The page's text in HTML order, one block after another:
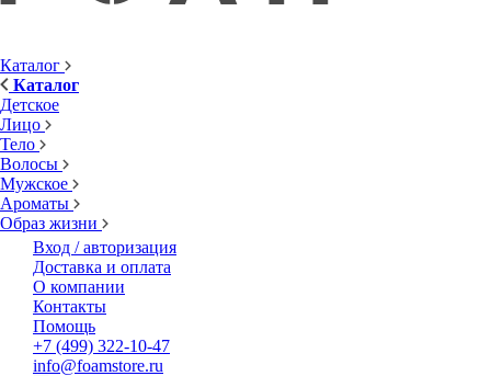
Каталог
Каталог
Детское
Лицо
Тело
Волосы
Мужское
Ароматы
Образ жизни
Вход / авторизация
Доставка и оплата
О компании
Контакты
Помощь
+7 (499) 322-10-47
info@foamstore.ru